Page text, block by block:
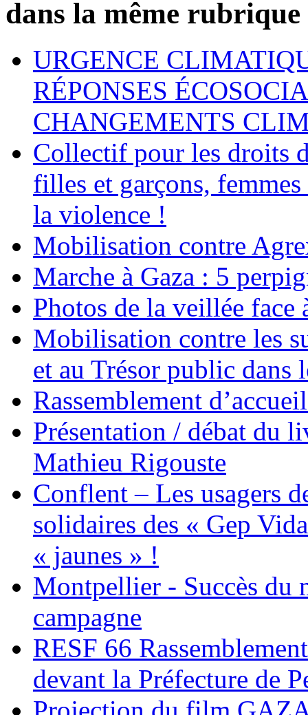
dans la même rubrique
URGENCE
RÉPONSES
CHANGEMENTS
Collectif pour les droits
filles et garçons,
la violence !
Mobilisation contre
Marche à Gaza : 5
Photos de la veillée face
Mobilisation contre les
et au Trésor public dans
Rassemblement
Présentation / débat du
Mathieu Rigouste
Conflent – Les usagers
solidaires des « Gep
« jaunes » !
Montpellier - Succès du
campagne
RESF 66
devant la Préfecture de